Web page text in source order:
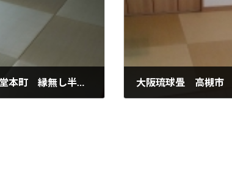
大阪琉球畳 高槻市浦堂本町 縁無し半畳表替え